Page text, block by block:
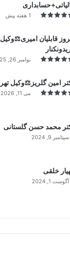
1 هفته پیش
قابلیان امیری⚖️وکیل
نوامبر 26, 2025
امین گلریز⚖️وکیل
می 11, 2026
محمد حسن گلستانی
سپتامبر 9, 2024
خلقی
آگوست 1, 2024